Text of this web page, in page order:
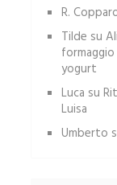
R.
Tilde su
yogurt
Luca su
Luisa
Umberto